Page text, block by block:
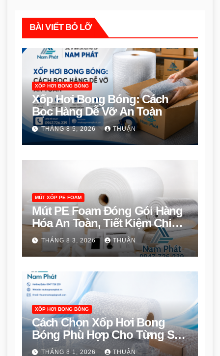
BÀI VIẾT BỎ LỠ
XỐP HƠI BONG BÓNG
Xốp Hơi Bong Bóng: Cách
Bọc Hàng Dễ Vỡ An Toàn
THÁNG 8 5, 2026 THUẬN
MÚT XỐP PE FOAM
Mút PE Foam Đóng Gói Hàng
Hóa An Toàn, Tiết Kiệm Chi
PhíTHÁNG 8 3, 2026 THUẬN
XỐP HƠI BONG BÓNG
Cách Chọn Xốp Hơi Bong
Bóng Phù Hợp Cho Từng Sản
Phẩm
THÁNG 8 1, 2026 THUẬN